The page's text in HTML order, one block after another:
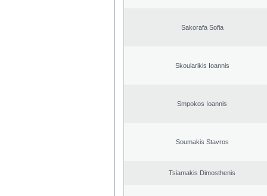
Sakorafa Sofia
Skoularikis Ioannis
Smpokos Ioannis
Soumakis Stavros
Tsiamakis Dimosthenis